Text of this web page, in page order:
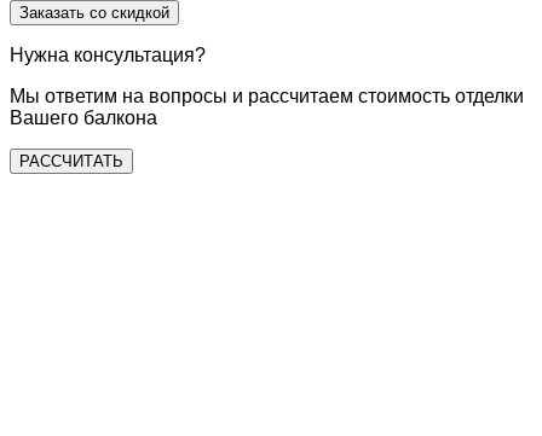
Заказать со скидкой
Нужна консультация?
Мы ответим на вопросы и рассчитаем стоимость отделки
Вашего балкона
РАССЧИТАТЬ